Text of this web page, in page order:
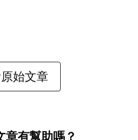
始文章
章有幫助嗎？